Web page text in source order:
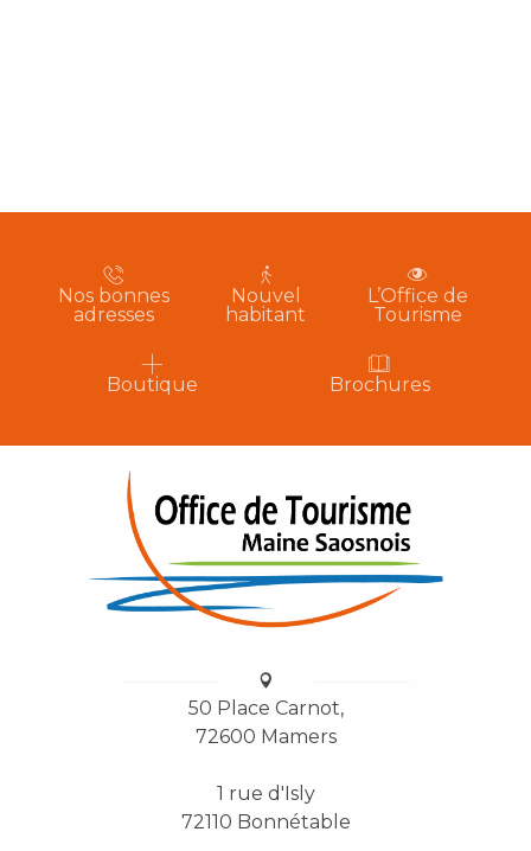
Nos bonnes
adresses
Nouvel
habitant
L’Office de
Tourisme
Boutique Brochures
50 Place Carnot,
72600 Mamers
1 rue d'Isly
72110 Bonnétable